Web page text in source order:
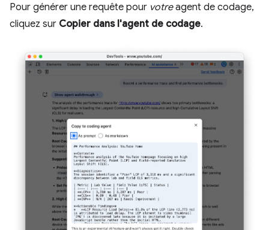
Pour générer une requête pour votreagent de codage,
cliquez sur Copier dans l'agent de codage.